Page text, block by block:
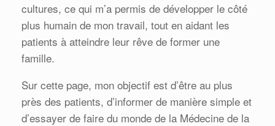
cultures, ce qui m’a permis de développer le côté
plus humain de mon travail, tout en aidant les
patients à atteindre leur rêve de former une
famille.
Sur cette page, mon objectif est d’être au plus
près des patients, d’informer de manière simple et
d’essayer de faire du monde de la Médecine de la